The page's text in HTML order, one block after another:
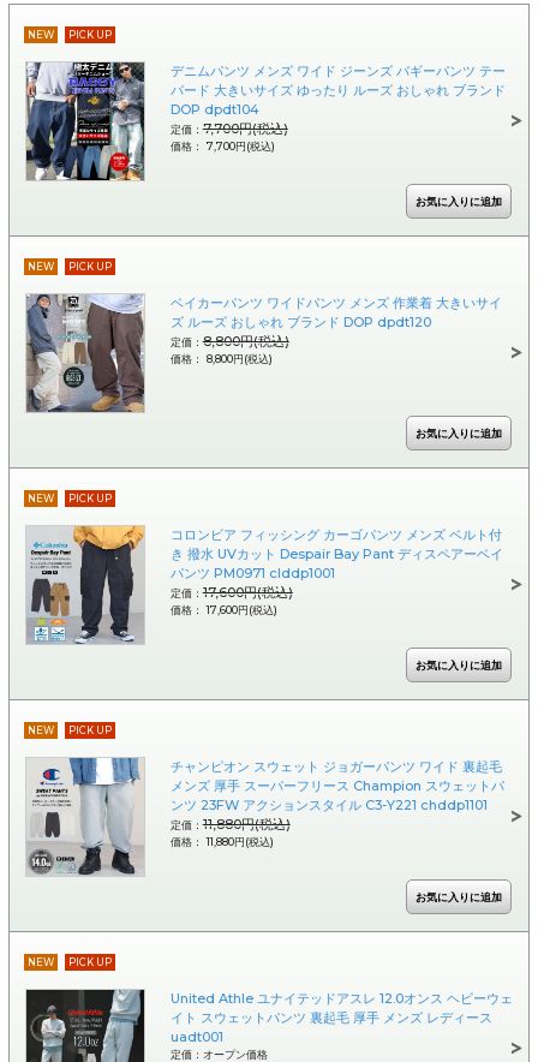
NEW PICK UP
デニムパンツ メンズ ワイド ジーンズ バギーパンツ テー
パード 大きいサイズ ゆったり ルーズ おしゃれ ブランド
DOP dpdt104
定価：7,700円(税込)
価格： 7,700円(税込)
NEW PICK UP
ベイカーパンツ ワイドパンツ メンズ 作業着 大きいサイ
ズ ルーズ おしゃれ ブランド DOP dpdt120
定価：8,800円(税込)
価格： 8,800円(税込)
NEW PICK UP
コロンビア フィッシング カーゴパンツ メンズ ベルト付
き 撥水 UVカット Despair Bay Pant ディスペアーベイ
パンツ PM0971 clddp1001
定価：17,600円(税込)
価格： 17,600円(税込)
NEW PICK UP
チャンピオン スウェット ジョガーパンツ ワイド 裏起毛
メンズ 厚手 スーパーフリース Champion スウェットパ
ンツ 23FW アクションスタイル C3-Y221 chddp1101
定価：11,880円(税込)
価格： 11,880円(税込)
NEW PICK UP
United Athle ユナイテッドアスレ 12.0オンス ヘビーウェ
イト スウェットパンツ 裏起毛 厚手 メンズ レディース
uadt001
定価：オープン価格